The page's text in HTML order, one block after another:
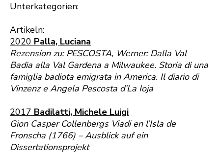
Unterkategorien:
Artikeln:
2020 Palla, Luciana
Rezension zu: PESCOSTA, Werner: Dalla Val
Badia alla Val Gardena a Milwaukee. Storia di una
famiglia badiota emigrata in America. Il diario di
Vinzenz e Angela Pescosta d’La Ioja
2017 Badilatti, Michele Luigi
Gion Casper Collenbergs Viadi en l’Isla de
Fronscha (1766) – Ausblick auf ein
Dissertationsprojekt